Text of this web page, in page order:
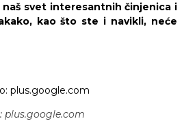
svet interesantnih činjenica i
kao što ste i navikli, neće
plus.google.com